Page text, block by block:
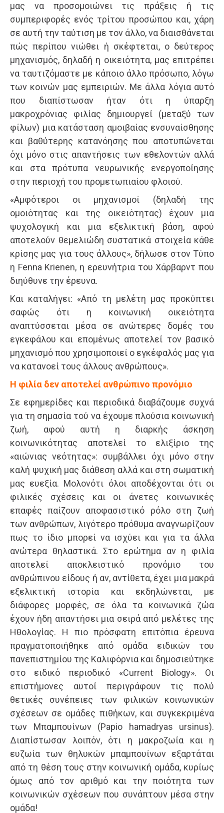
μας να προσομοιώνει τις πράξεις ή τις
συμπεριφορές ενός τρίτου προσώπου και, χάρη
σε αυτή την ταύτιση με τον άλλο, να διαισθάνεται
πώς περίπου νιώθει ή σκέφτεται, ο δεύτερος
μηχανισμός, δηλαδή η οικειότητα, μας επιτρέπει
να ταυτιζόμαστε με κάποιο άλλο πρόσωπο, λόγω
των κοινών μας εμπειριών. Με άλλα λόγια αυτό
που διαπίστωσαν ήταν ότι η ύπαρξη
μακροχρόνιας φιλίας δημιουργεί (μεταξύ των
φίλων) μια κατάσταση αμοιβαίας ενσυναίσθησης
και βαθύτερης κατανόησης που αποτυπώνεται
όχι μόνο στις απαντήσεις των εθελοντών αλλά
και στα πρότυπα νευρωνικής ενεργοποίησης
στην περιοχή του προμετωπιαίου φλοιού.
«Αμφότεροι οι μηχανισμοί (δηλαδή της
ομοιότητας και της οικειότητας) έχουν μια
ψυχολογική και μια εξελικτική βάση, αφού
αποτελούν θεμελιώδη συστατικά στοιχεία κάθε
κρίσης μας για τους άλλους», δήλωσε στον Τύπο
η Fenna Krienen, η ερευνήτρια του Χάρβαρντ που
διηύθυνε την έρευνα.
Και καταλήγει: «Από τη μελέτη μας προκύπτει
σαφώς ότι η κοινωνική οικειότητα
αναπτύσσεται μέσα σε ανώτερες δομές του
εγκεφάλου και επομένως αποτελεί τον βασικό
μηχανισμό που χρησιμοποιεί ο εγκέφαλός μας για
να κατανοεί τους άλλους ανθρώπους».
Η φιλία δεν αποτελεί ανθρώπινο προνόμιο
Σε εφημερίδες και περιοδικά διαβάζουμε συχνά
για τη σημασία τού να έχουμε πλούσια κοινωνική
ζωή, αφού αυτή η διαρκής άσκηση
κοινωνικότητας αποτελεί το ελιξίριο της
«αιώνιας νεότητας»: συμβάλλει όχι μόνο στην
καλή ψυχική μας διάθεση αλλά και στη σωματική
μας ευεξία. Μολονότι όλοι αποδέχονται ότι οι
φιλικές σχέσεις και οι άνετες κοινωνικές
επαφές παίζουν αποφασιστικό ρόλο στη ζωή
των ανθρώπων, λιγότερο πρόθυμα αναγνωρίζουν
πως το ίδιο μπορεί να ισχύει και για τα άλλα
ανώτερα θηλαστικά. Στο ερώτημα αν η φιλία
αποτελεί αποκλειστικό προνόμιο του
ανθρώπινου είδους ή αν, αντίθετα, έχει μια μακρά
εξελικτική ιστορία και εκδηλώνεται, με
διάφορες μορφές, σε όλα τα κοινωνικά ζώα
έχουν ήδη απαντήσει μια σειρά από μελέτες της
Ηθολογίας. Η πιο πρόσφατη επιτόπια έρευνα
πραγματοποιήθηκε από ομάδα ειδικών του
πανεπιστημίου της Καλιφόρνια και δημοσιεύτηκε
στο ειδικό περιοδικό «Current Biology». Οι
επιστήμονες αυτοί περιγράφουν τις πολύ
θετικές συνέπειες των φιλικών κοινωνικών
σχέσεων σε ομάδες πιθήκων, και συγκεκριμένα
των Μπαμπουίνων (Papio hamadryas ursinus).
Διαπίστωσαν λοιπόν, ότι η μακροζωία και η
ευζωία των θηλυκών μπαμπουίνων εξαρτάται
από τη θέση τους στην κοινωνική ομάδα, κυρίως
όμως από τον αριθμό και την ποιότητα των
κοινωνικών σχέσεων που συνάπτουν μέσα στην
ομάδα!